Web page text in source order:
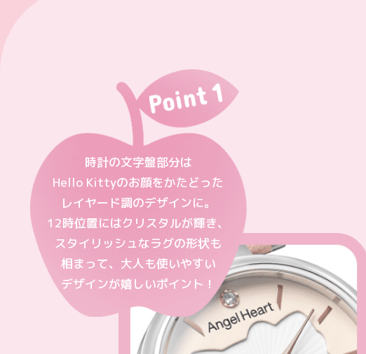
時計の文字盤部分は
Hello Kittyのお顔をかたどった
レイヤード調のデザインに。
12時位置にはクリスタルが輝き、
スタイリッシュなラグの形状も
相まって、大人も使いやすい
デザインが嬉しいポイント！